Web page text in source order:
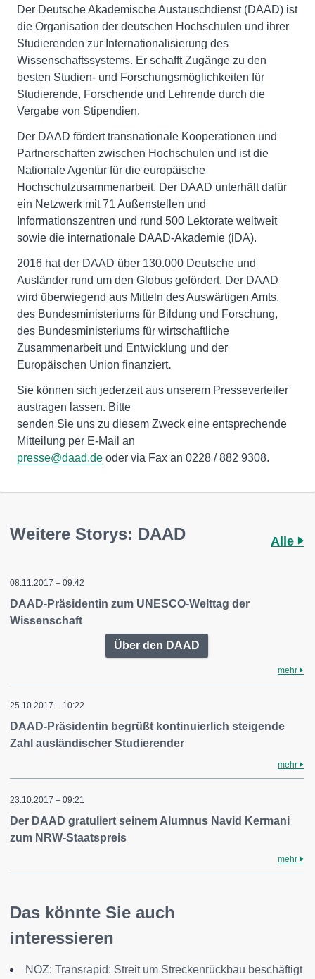
Der Deutsche Akademische Austauschdienst (DAAD) ist
die Organisation der deutschen Hochschulen und ihrer
Studierenden zur Internationalisierung des
Wissenschaftssystems. Er schafft Zugänge zu den
besten Studien- und Forschungsmöglichkeiten für
Studierende, Forschende und Lehrende durch die
Vergabe von Stipendien.
Der DAAD fördert transnationale Kooperationen und
Partnerschaften zwischen Hochschulen und ist die
Nationale Agentur für die europäische
Hochschulzusammenarbeit. Der DAAD unterhält dafür
ein Netzwerk mit 71 Außenstellen und
Informationszentren und rund 500 Lektorate weltweit
sowie die internationale DAAD-Akademie (iDA).
2016 hat der DAAD über 130.000 Deutsche und
Ausländer rund um den Globus gefördert. Der DAAD
wird überwiegend aus Mitteln des Auswärtigen Amts,
des Bundesministeriums für Bildung und Forschung,
des Bundesministeriums für wirtschaftliche
Zusammenarbeit und Entwicklung und der
Europäischen Union finanziert.
Sie können sich jederzeit aus unserem Presseverteiler
austragen lassen. Bitte
senden Sie uns zu diesem Zweck eine entsprechende
presse@daad.de oder via Fax an 0228 / 882 9308.
Weitere Storys: DAAD Alle
08.11.2017 – 09:42
DAAD-Präsidentin zum UNESCO-Welttag der
Wissenschaft
Über den DAAD
mehr
25.10.2017 – 10:22
DAAD-Präsidentin begrüßt kontinuierlich steigende
Zahl ausländischer Studierender
mehr
23.10.2017 – 09:21
Der DAAD gratuliert seinem Alumnus Navid Kermani
zum NRW-Staatspreis
mehr
Das könnte Sie auch
interessieren
NOZ: Transrapid: Streit um Streckenrückbau beschäftigt